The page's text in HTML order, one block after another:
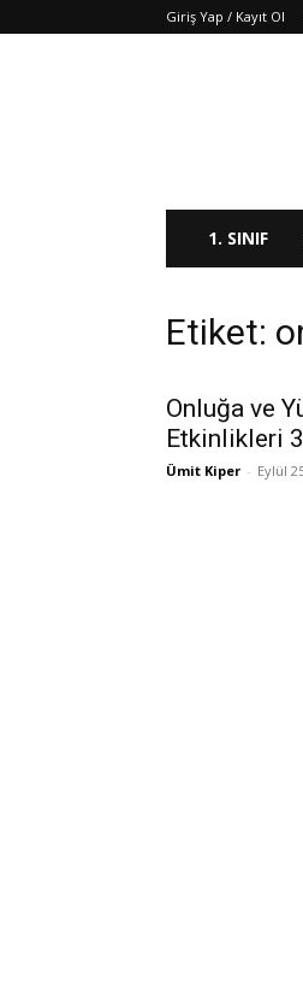
Giriş Yap / Kayıt Ol
1. SINIF
Etiket:
Onluğa ve
Etkinlikleri
Ümit Kiper - Eylül